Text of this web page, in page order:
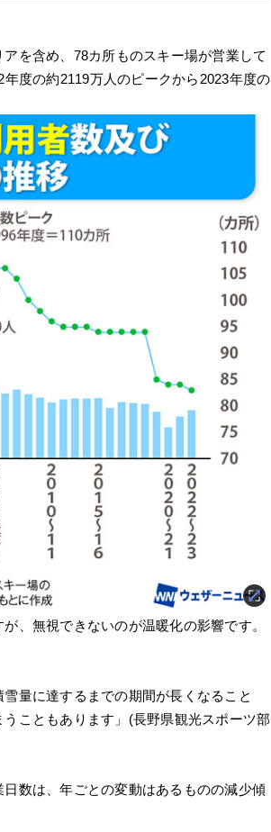
を含め、78カ所ものスキー場が営業して
度の約2119万人のピークから2023年度の
、無視できないのが温暖化の影響です。
量に達するまでの期間が長くなること
こともあります」(長野県観光スポーツ部
数は、年ごとの変動はあるものの減少傾